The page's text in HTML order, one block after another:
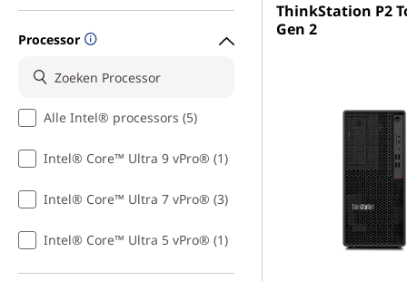
Processor
Alle Intel® processors (5)
Intel® Core™ Ultra 9 vPro® (1)
Intel® Core™ Ultra 7 vPro® (3)
Intel® Core™ Ultra 5 vPro® (1)
ThinkStation P2
Gen 2